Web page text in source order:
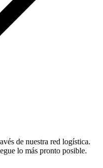
de nuestra red logística.
lo más pronto posible.